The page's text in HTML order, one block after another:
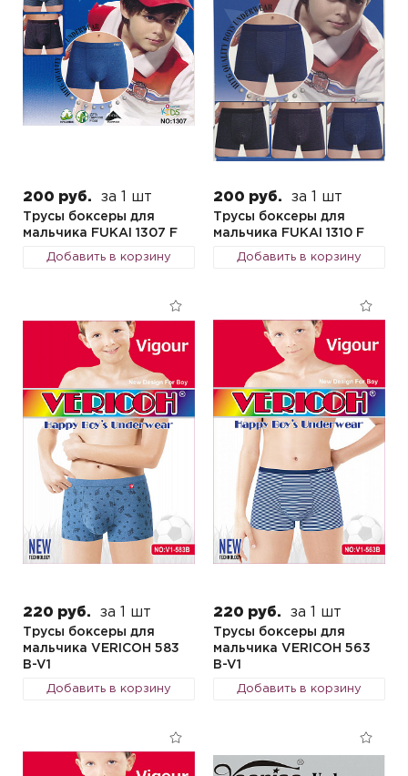
200 руб. за 1 шт
Трусы боксеры для
мальчика FUKAI 1307 F
Добавить в корзину
200 руб. за 1 шт
Трусы боксеры для
мальчика FUKAI 1310 F
Добавить в корзину
220 руб. за 1 шт
Трусы боксеры для
мальчика VERICOH 583
B-V1
Добавить в корзину
220 руб. за 1 шт
Трусы боксеры для
мальчика VERICOH 563
B-V1
Добавить в корзину